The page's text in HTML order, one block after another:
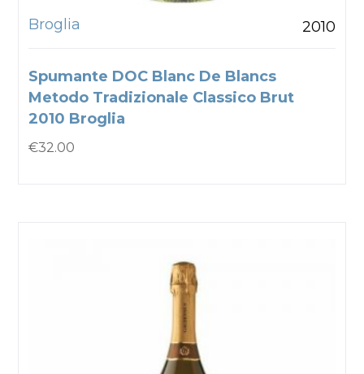
Broglia 2010
Spumante DOC Blanc De Blancs
Metodo Tradizionale Classico Brut
2010 Broglia
€32.00